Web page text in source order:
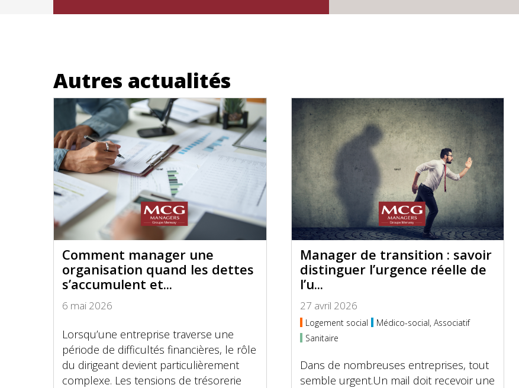
Autres actualités
Comment manager une
organisation quand les dettes
s’accumulent et...
6 mai 2026
Lorsqu’une entreprise traverse une
période de difficultés financières, le rôle
du dirigeant devient particulièrement
complexe. Les tensions de trésorerie
Manager de transition : savoir
distinguer l’urgence réelle de
l’u...
27 avril 2026
Logement social
Médico-social, Associatif
Sanitaire
Dans de nombreuses entreprises, tout
semble urgent.Un mail doit recevoir une